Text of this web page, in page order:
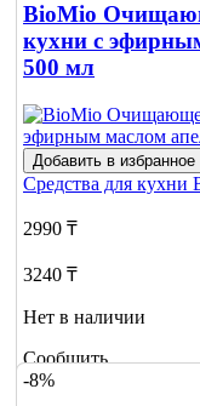
BioMio
кухни с
500 мл
Добавить в избранное
Средства для кухни
2990 ₸
3240 ₸
Нет в наличии
Сообщить
о наличии
-8%